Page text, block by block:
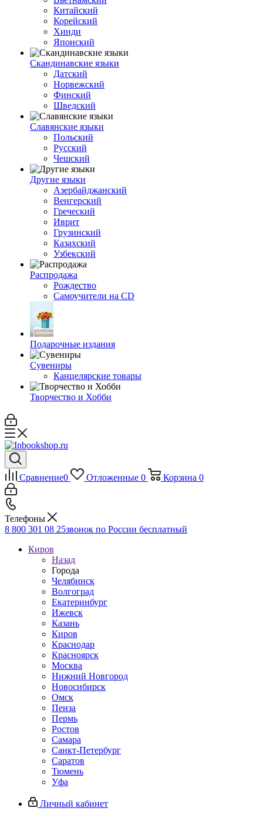
Китайский
Корейский
Хинди
Японский
Скандинавские языки
Датский
Норвежский
Финский
Шведский
Славянские языки
Польский
Русский
Чешский
Другие языки
Азербайджанский
Венгерский
Греческий
Иврит
Грузинский
Казахский
Узбекский
Распродажа
Рождество
Самоучители на CD
Подарочные издания
Сувениры
Канцелярские товары
Творчество и Хобби
Сравнение0 Отложенные 0 Корзина 0
Телефоны
8 800 301 08 25звонок по России бесплатный
Киров
Назад
Города
Челябинск
Волгоград
Екатеринбург
Ижевск
Казань
Киров
Краснодар
Красноярск
Москва
Нижний Новгород
Новосибирск
Омск
Пенза
Пермь
Ростов
Самара
Санкт-Петербург
Саратов
Тюмень
Уфа
Личный кабинет